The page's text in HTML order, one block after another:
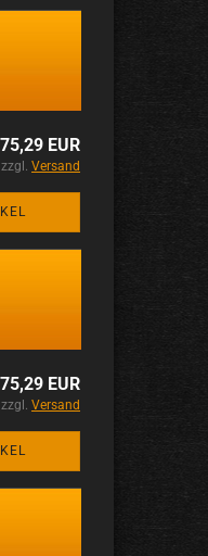
EUR
Versand
EUR
Versand